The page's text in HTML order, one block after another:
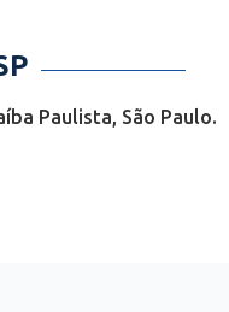
Paulista, São Paulo.